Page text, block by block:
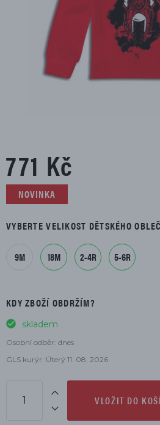
771 Kč
NOVINKA
VYBERTE VELIKOST DĚTSKÉHO
9M 18M 2-4R 5-6R
KDY ZBOŽÍ OBDRŽÍM?
skladem
Osobní odběr: dnes
GLS kurýr: Úterý 11. 08. 2026
VLOŽIT DO